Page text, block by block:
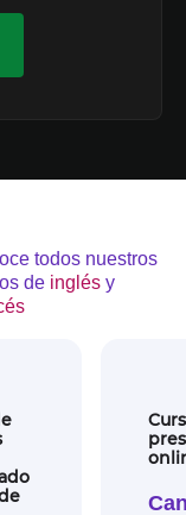
todos nuestros
de inglés y